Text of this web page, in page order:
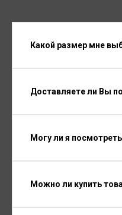
Какой размер мне
Доставляете ли Вы
Могу ли я
Можно ли купить